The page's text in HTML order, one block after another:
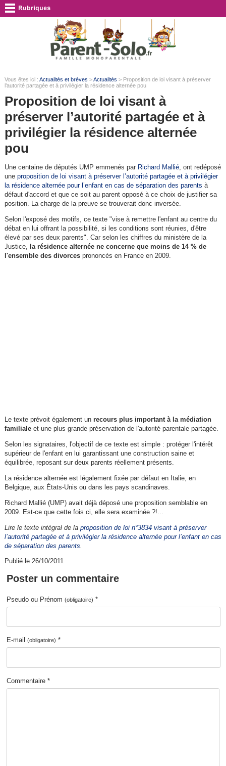
Vous êtes ici : Actualités et brèves >Actualités > Proposition de loi visant à préserver
l’autorité partagée et à privilégier la résidence alternée pou
Proposition de loi visant à
préserver l’autorité partagée et à
privilégier la résidence alternée
pou
Une centaine de députés UMP emmenés par Richard Mallié, ont redéposé
une proposition de loi visant à préserver l’autorité partagée et à privilégier
la résidence alternée pour l’enfant en cas de séparation des parents à
défaut d'accord et que ce soit au parent opposé à ce choix de justifier sa
position. La charge de la preuve se trouverait donc inversée.
Selon l'exposé des motifs, ce texte "vise à remettre l'enfant au centre du
débat en lui offrant la possibilité, si les conditions sont réunies, d'être
élevé par ses deux parents". Car selon les chiffres du ministère de la
Justice, la résidence alternée ne concerne que moins de 14 % de
l'ensemble des divorcesprononcés en France en 2009.
Le texte prévoit également un recours plus important à la médiation
familialeet une plus grande préservation de l'autorité parentale partagée.
Selon les signataires, l'objectif de ce texte est simple : protéger l'intérêt
supérieur de l'enfant en lui garantissant une construction saine et
équilibrée, reposant sur deux parents réellement présents.
La résidence alternée est légalement fixée par défaut en Italie, en
Belgique, aux États-Unis ou dans les pays scandinaves.
Richard Mallié (UMP) avait déjà déposé une proposition semblable en
2009. Est-ce que cette fois ci, elle sera examinée ?!...
Lire le texte intégral de la proposition de loi n°3834 visant à préserver
l’autorité partagée et à privilégier la résidence alternée pour l’enfant en cas
de séparation des parents.
Publié le 26/10/2011
Poster un commentaire
Pseudo ou Prénom(obligatoire) *
E-mail(obligatoire) *
Commentaire *